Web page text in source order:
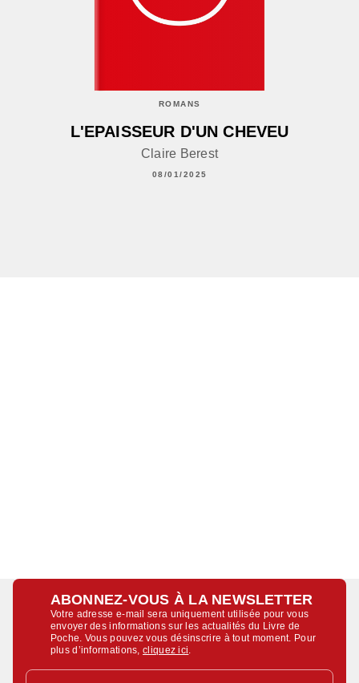
ROMANS
L'EPAISSEUR D'UN CHEVEU
Claire Berest
08/01/2025
ABONNEZ-VOUS À LA NEWSLETTER
Votre adresse e-mail sera uniquement utilisée pour vous
envoyer des informations sur les actualités du Livre de
Poche. Vous pouvez vous désinscrire à tout moment. Pour
plus d’informations,cliquez ici